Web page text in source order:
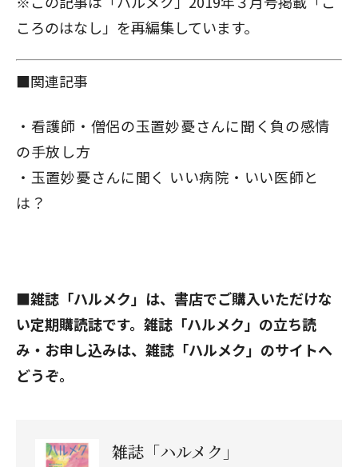
ころのはなし」を再編集しています。
■関連記事
看護師・僧侶の玉置妙憂さんに聞く負の感情
の手放し方
玉置妙憂さんに聞く いい病院・いい医師と
は？
■雑誌「ハルメク」は、書店でご購入いただけな
い定期購読誌です。雑誌「ハルメク」の立ち読
み・お申し込みは、 雑誌「ハルメク」のサイトへ
どうぞ。
雑誌「ハルメク」